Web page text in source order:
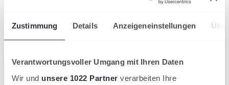
Zustimmung Details Anzeigeneinstellungen
Verantwortungsvoller Umgang mit Ihren Daten
Wir und unsere 1022 Partner verarbeiten Ihre
Ähnliche News